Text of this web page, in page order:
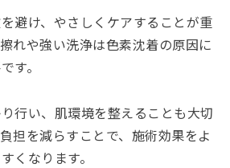
避け、やさしくケアすることが重
れや強い洗浄は色素沈着の原因に
す。
行い、肌環境を整えることも大切
担を減らすことで、施術効果をよ
くなります。